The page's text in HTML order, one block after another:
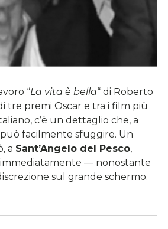
“La vita è bella“ di Roberto
tre premi Oscar e tra i film più
c’è un dettaglio che, a
facilmente sfuggire. Un
a Sant’Angelo del Pesco,
— nonostante
sul grande schermo.